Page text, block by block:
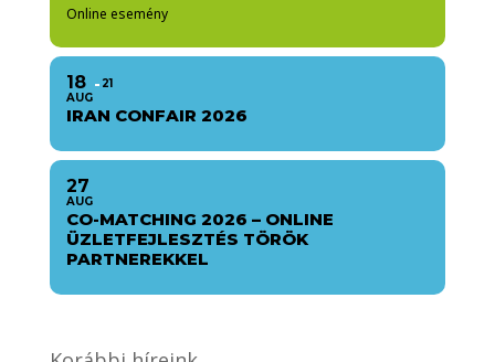
Online esemény
18
AUG
21
IRAN CONFAIR 2026
27
AUG
CO-MATCHING 2026 – ONLINE
ÜZLETFEJLESZTÉS TÖRÖK
PARTNEREKKEL